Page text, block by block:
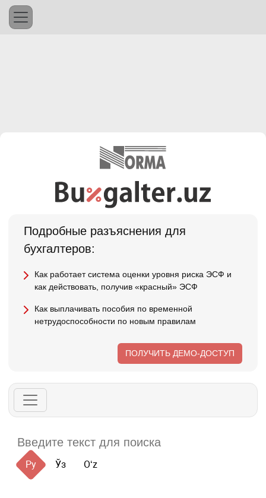
Подробные разъяснения для
бухгалтеров:
Как работает система оценки уровня риска ЭСФ и
как действовать, получив «красный» ЭСФ
Как выплачивать пособия по временной
нетрудоспособности по новым правилам
ПОЛУЧИТЬ ДЕМО-ДОСТУП
Ру Ўз Oʻz